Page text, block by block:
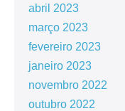
abril 2023
março 2023
fevereiro 2023
janeiro 2023
novembro 2022
outubro 2022